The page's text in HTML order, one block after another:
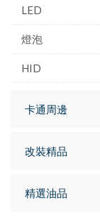
LED
燈泡
HID
卡通周邊
改裝精品
精選油品